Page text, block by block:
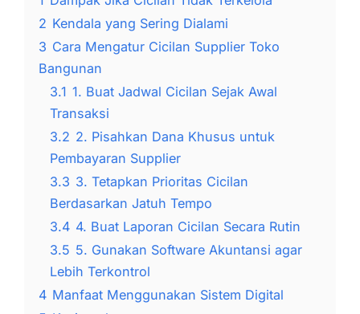
2 Kendala yang Sering Dialami
3 Cara Mengatur Cicilan Supplier Toko
Bangunan
3.1 1. Buat Jadwal Cicilan Sejak Awal
Transaksi
3.2 2. Pisahkan Dana Khusus untuk
Pembayaran Supplier
3.3 3. Tetapkan Prioritas Cicilan
Berdasarkan Jatuh Tempo
3.4 4. Buat Laporan Cicilan Secara Rutin
3.5 5. Gunakan Software Akuntansi agar
Lebih Terkontrol
4 Manfaat Menggunakan Sistem Digital